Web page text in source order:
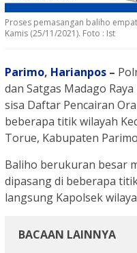
Proses pemasangan baliho
Kamis (25/11/2021). Foto : Ist
Parimo, Harianpos –
dan Satgas Madago
sisa Daftar Pencairan
beberapa titik wilayah
Torue, Kabupaten
Baliho berukuran besar
dipasang di beberapa
langsung Kapolsek
BACAAN LAINNYA